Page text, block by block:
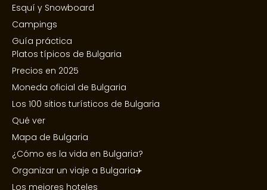
Esquí y Snowboard
Campings
Guía práctica
Platos típicos de Bulgaria
Precios en 2025
Moneda oficial de Bulgaria
Los 100 sitios turísticos de Bulgaria
Qué ver
Mapa de Bulgaria
¿Cómo es la vida en Bulgaria?
Organizar un viaje a Bulgaria✈️
Los mejores hoteles